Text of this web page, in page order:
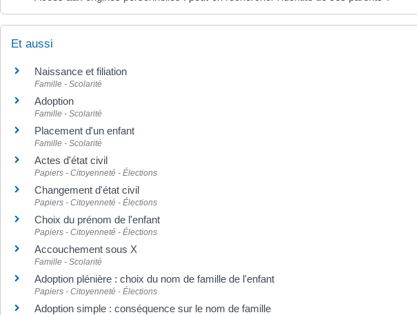
Et aussi
Naissance et filiation
Famille - Scolarité
Adoption
Famille - Scolarité
Placement d'un enfant
Famille - Scolarité
Actes d'état civil
Papiers - Citoyenneté - Élections
Changement d'état civil
Papiers - Citoyenneté - Élections
Choix du prénom de l'enfant
Papiers - Citoyenneté - Élections
Accouchement sous X
Famille - Scolarité
Adoption plénière : choix du nom de famille de l'enfant
Papiers - Citoyenneté - Élections
Adoption simple : conséquence sur le nom de famille